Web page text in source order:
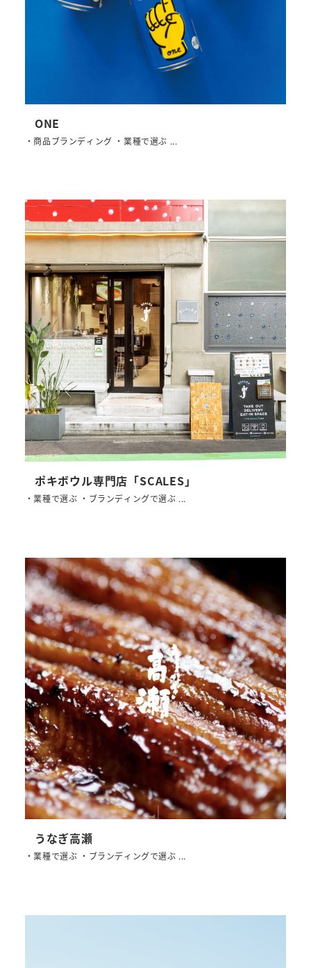
ONE
・商品ブランディング ・業種で選ぶ ...
ポキボウル専門店「SCALES」
・業種で選ぶ ・ブランディングで選ぶ ...
うなぎ高瀬
・業種で選ぶ ・ブランディングで選ぶ ...